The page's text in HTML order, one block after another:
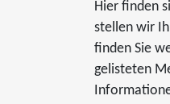
Hier finden
stellen wir
finden Sie
gelisteten